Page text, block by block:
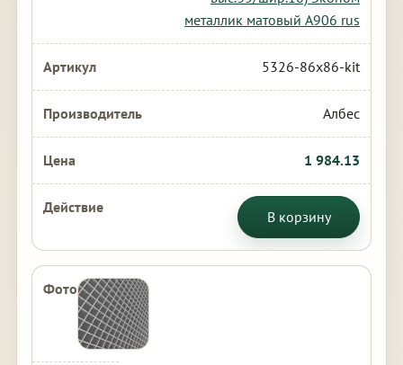
металлик матовый А906 rus
5326-86x86-kit
Албес
1 984.13
В корзину